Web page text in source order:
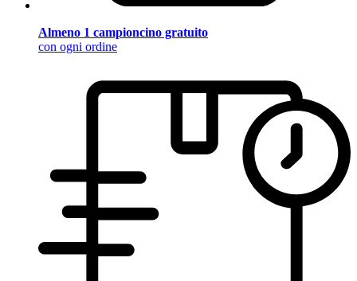
Almeno 1 campioncino gratuito
con ogni ordine